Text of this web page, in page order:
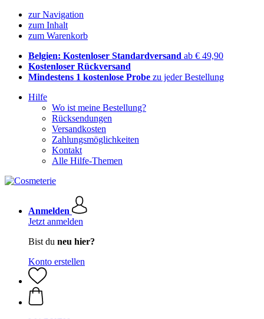
zur Navigation
zum Inhalt
zum Warenkorb
Belgien: Kostenloser Standardversand ab € 49,90
Kostenloser Rückversand
Mindestens 1 kostenlose Probe zu jeder Bestellung
Hilfe
Wo ist meine Bestellung?
Rücksendungen
Versandkosten
Zahlungsmöglichkeiten
Kontakt
Alle Hilfe-Themen
Anmelden
Jetzt anmelden
Bist du neu hier?
Konto erstellen